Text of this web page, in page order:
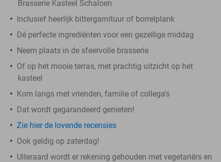
Brasserie Kasteel Schaloen
Inclusief heerlijk bittergarnituur of borrelplank
Dé perfecte ingrediënten voor een gezellige middag
Neem plaats in de sfeervolle brasserie
Of op het mooie terras, met prachtig uitzicht op het
kasteel
Kom langs met vrienden, familie of collega's
Dat wordt gegarandeerd genieten!
Zie hier de lovende recensies
Ook geldig op zaterdag!
Uiteraard wordt er rekening gehouden met vegetariërs en